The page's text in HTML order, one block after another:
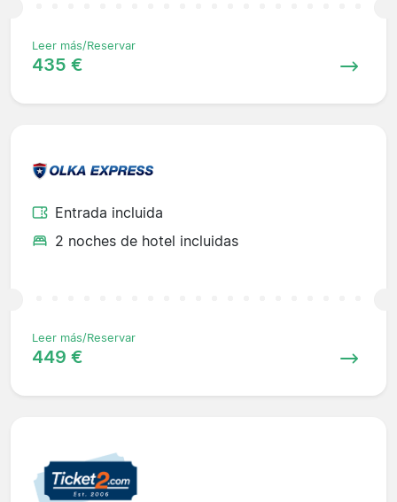
Leer más/Reservar
435 €
Entrada incluida
2 noches de hotel incluidas
Leer más/Reservar
449 €